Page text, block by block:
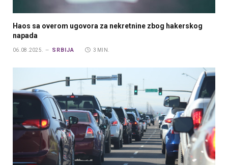
Haos sa overom ugovora za nekretnine zbog hakerskog
napada
06.08.2025. SRBIJA 3 MIN.